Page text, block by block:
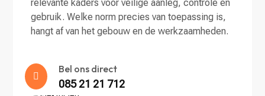
relevante kaders voor veilige aanleg, controle en
gebruik. Welke norm precies van toepassing is,
hangt af van het gebouw en de werkzaamheden.

Bel ons direct
085 21 21 712